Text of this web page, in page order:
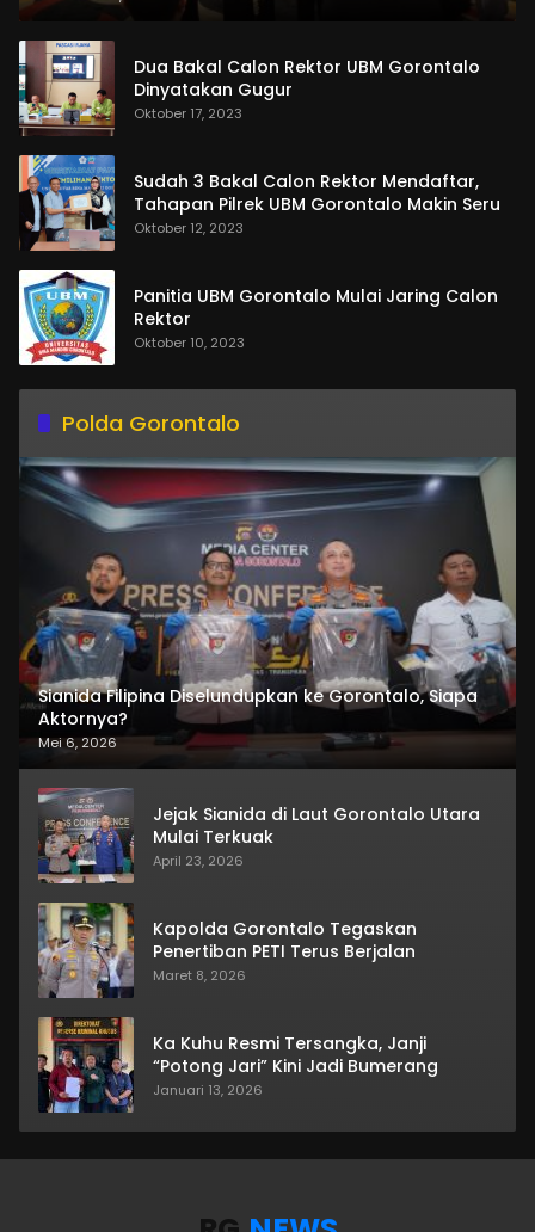
Dua Bakal Calon Rektor UBM Gorontalo
Dinyatakan Gugur
Oktober 17, 2023
Sudah 3 Bakal Calon Rektor Mendaftar,
Tahapan Pilrek UBM Gorontalo Makin Seru
Oktober 12, 2023
Panitia UBM Gorontalo Mulai Jaring Calon
Rektor
Oktober 10, 2023
Polda Gorontalo
Sianida Filipina Diselundupkan ke Gorontalo, Siapa
Aktornya?
Mei 6, 2026
Jejak Sianida di Laut Gorontalo Utara
Mulai Terkuak
April 23, 2026
Kapolda Gorontalo Tegaskan
Penertiban PETI Terus Berjalan
Maret 8, 2026
Ka Kuhu Resmi Tersangka, Janji
“Potong Jari” Kini Jadi Bumerang
Januari 13, 2026